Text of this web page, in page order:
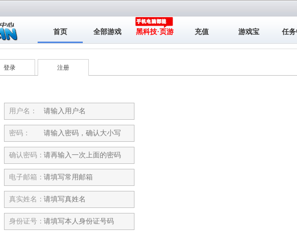
首页 全部游戏 黑科技·页游 充值 游戏宝 任
登录 注册
用户名：
密码：
确认密码：
电子邮箱：
真实姓名：
身份证号：